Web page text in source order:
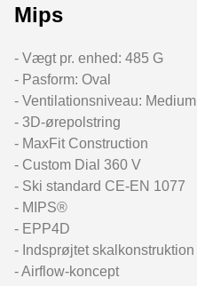
Mips
- Vægt pr. enhed: 485 G
- Pasform: Oval
- Ventilationsniveau: Medium
- 3D-ørepolstring
- MaxFit Construction
- Custom Dial 360 V
- Ski standard CE-EN 1077
- MIPS®
- EPP4D
- Indsprøjtet skalkonstruktion
- Airflow-koncept